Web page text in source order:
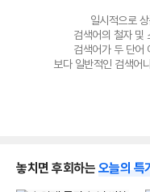
일시적으로
검색어의 철자 및
검색어가 두 단어
보다 일반적인 검색어
놓치면 후회하는 오늘의 특